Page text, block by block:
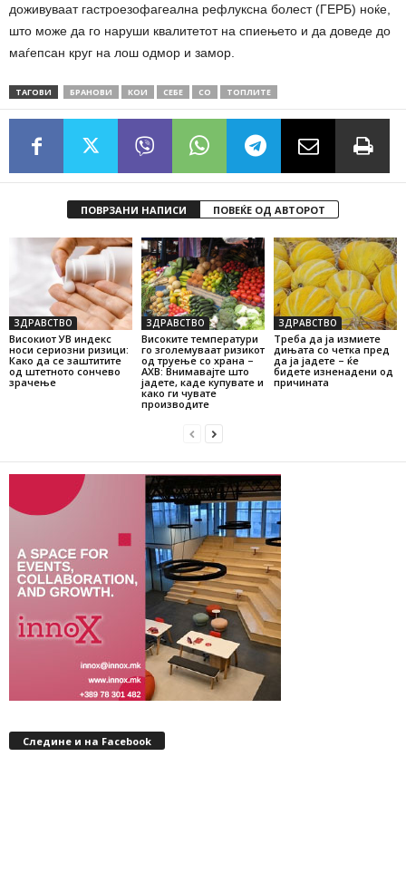
доживуваат гастроезофагеална рефлуксна болест (ГЕРБ) ноќе,
што може да го наруши квалитетот на спиењето и да доведе до
маѓепсан круг на лош одмор и замор.
ТАГОВИ БРАНОВИ КОИ СЕБЕ СО ТОПЛИТЕ
ПОВРЗАНИ НАПИСИ ПОВЕЌЕ ОД АВТОРОТ
ЗДРАВСТВО
Високиот УВ индекс
носи сериозни ризици:
Како да се заштитите
од штетното сончево
зрачење
ЗДРАВСТВО
Високите температури
го зголемуваат ризикот
од труење со храна –
АХВ: Внимавајте што
јадете, каде купувате и
како ги чувате
производите
ЗДРАВСТВО
Треба да ја измиете
дињата со четка пред
да ја јадете – ќе
бидете изненадени од
причината
Следине и на Facebook